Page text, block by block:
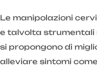
Le manipolazioni
e talvolta strumentali
si propongono di
alleviare sintomi